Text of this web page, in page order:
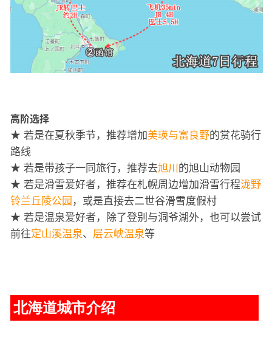
高阶选择
★ 若是在夏秋季节，推荐增加美瑛与富良野的赏花骑行
路线
★ 若是带孩子一同旅行，推荐去旭川的旭山动物园
★ 若是滑雪爱好者，推荐在札幌周边增加滑雪行程泷野
铃兰丘陵公园，或是直接去二世谷滑雪度假村
★ 若是温泉爱好者，除了登别与洞爷湖外，也可以尝试
前往定山溪温泉、 层云峡温泉等
北海道城市介绍